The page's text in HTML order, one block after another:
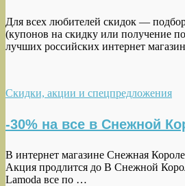
Для всех любителей скидок —
(купонов на скидку или получение
лучших российских интернет
Скидки, акции и спецпредложения
-30% на все в Снежной
В интернет магазине Снежная
Акция продлится до В Снежной
Lamoda все по …